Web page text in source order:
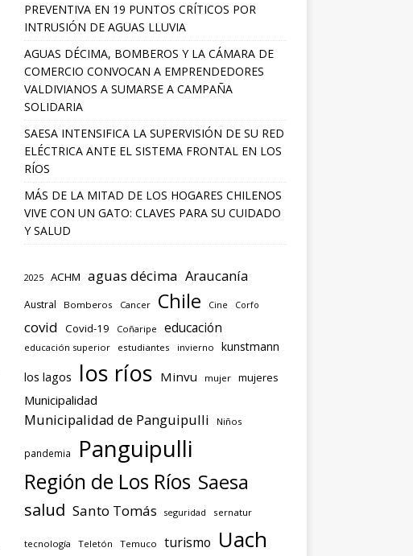
PREVENTIVA EN 19 PUNTOS CRÍTICOS POR
INTRUSIÓN DE AGUAS LLUVIA
AGUAS DÉCIMA, BOMBEROS Y LA CÁMARA DE
COMERCIO CONVOCAN A EMPRENDEDORES
VALDIVIANOS A SUMARSE A CAMPAÑA
SOLIDARIA
SAESA INTENSIFICA LA SUPERVISIÓN DE SU RED
ELÉCTRICA ANTE EL SISTEMA FRONTAL EN LOS
RÍOS
MÁS DE LA MITAD DE LOS HOGARES CHILENOS
VIVE CON UN GATO: CLAVES PARA SU CUIDADO
Y SALUD
2025 ACHM aguas décima Araucanía
Austral Bomberos Cancer Chile Cine Corfo
covid Covid-19 Coñaripe educación
educación superior estudiantes invierno kunstmann
los lagos los ríos Minvu mujer mujeres
Municipalidad
Municipalidad de Panguipulli Niños
pandemia Panguipulli
Región de Los Ríos Saesa
salud Santo Tomás seguridad sernatur
tecnología Teletón Temuco turismo Uach